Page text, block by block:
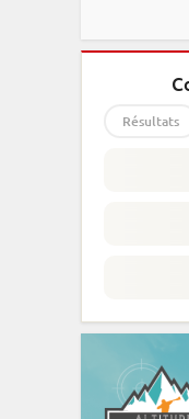
Résultats